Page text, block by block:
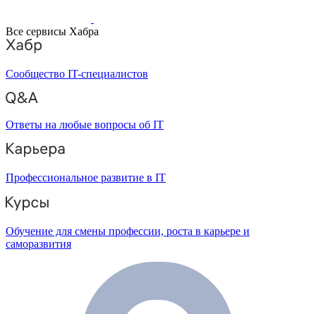
Все сервисы Хабра
Сообщество IT-специалистов
Ответы на любые вопросы об IT
Профессиональное развитие в IT
Обучение для смены профессии, роста в карьере и
саморазвития